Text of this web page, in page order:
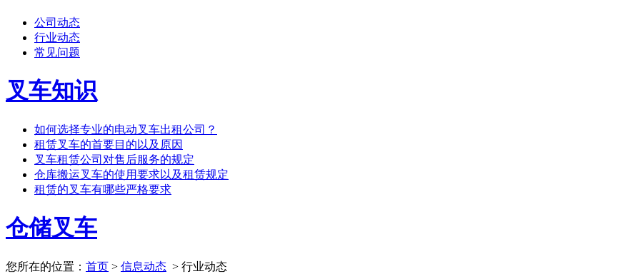
公司动态
行业动态
常见问题
叉车知识
如何选择专业的电动叉车出租公司？
租赁叉车的首要目的以及原因
叉车租赁公司对售后服务的规定
仓库搬运叉车的使用要求以及租赁规定
租赁的叉车有哪些严格要求
仓储叉车
您所在的位置： 首页 > 信息动态 > 行业动态